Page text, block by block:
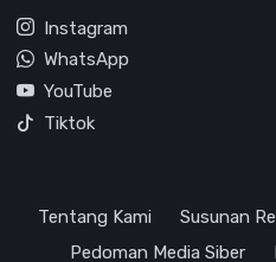
Instagram
WhatsApp
YouTube
Tiktok
Tentang Kami Susunan
Pedoman Media Siber